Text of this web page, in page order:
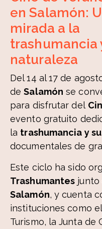
en Salamón:
mirada a la
trashumancia
naturaleza
Del 14 al 17 de
deSalamón se
para disfrutar del
evento gratuito
la trashumancia y
documentales de
Este ciclo ha sido
Trashumantes junto
Salamón, y cuenta
instituciones como
Turismo, la Junta de